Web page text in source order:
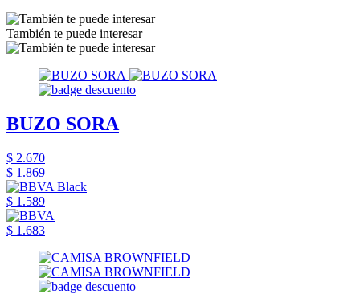
También te puede interesar
BUZO SORA
$ 2.670
$ 1.869
$ 1.589
$ 1.683